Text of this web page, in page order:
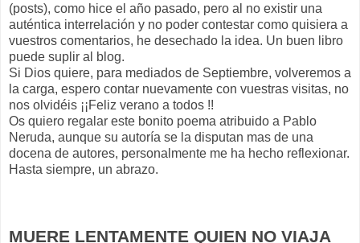
(posts), como hice el año pasado, pero al no existir una
auténtica interrelación y no poder contestar como quisiera a
vuestros comentarios, he desechado la idea. Un buen libro
puede suplir al blog.
Si Dios quiere, para mediados de Septiembre, volveremos a
la carga, espero contar nuevamente con vuestras visitas, no
nos olvidéis ¡¡Feliz verano a todos !!
Os quiero regalar este bonito poema atribuido a Pablo
Neruda, aunque su autoría se la disputan mas de una
docena de autores, personalmente me ha hecho reflexionar.
Hasta siempre, un abrazo.
MUERE LENTAMENTE QUIEN NO VIAJA